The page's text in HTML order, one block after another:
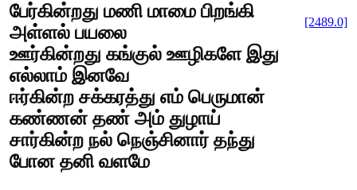
பேர்கின்றது மணி மாமை பிறங்கி
அள்ளல் பயலை
ஊர்கின்றது கங்குல் ஊழிகளே இது
எல்லாம் இனவே
ஈர்கின்ற சக்கரத்து எம் பெருமான்
கண்ணன் தண் அம் துழாய்
சார்கின்ற நல் நெஞ்சினார் தந்து
போன தனி வளமே
[2489.0]